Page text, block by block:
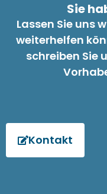
Sie
Lassen Sie uns
weiterhelfen
schreiben Sie
Kontakt